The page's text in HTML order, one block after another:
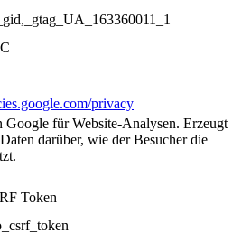
privacy
Google für Website-Analysen. Erzeugt
darüber, wie der Besucher die
Token